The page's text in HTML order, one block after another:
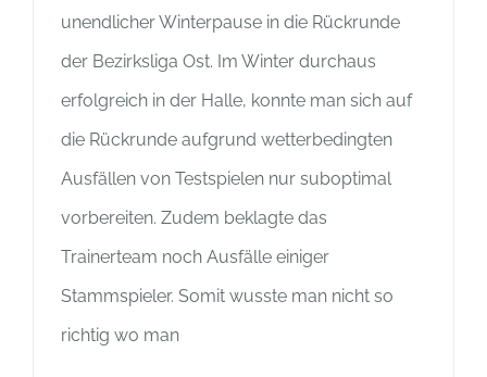
unendlicher Winterpause in die Rückrunde
der Bezirksliga Ost. Im Winter durchaus
erfolgreich in der Halle, konnte man sich auf
die Rückrunde aufgrund wetterbedingten
Ausfällen von Testspielen nur suboptimal
vorbereiten. Zudem beklagte das
Trainerteam noch Ausfälle einiger
Stammspieler. Somit wusste man nicht so
richtig wo man